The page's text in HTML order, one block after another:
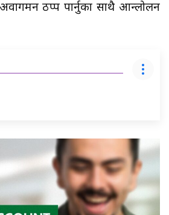
अवागमन ठप्प पार्नुका साथै आन्लोलन